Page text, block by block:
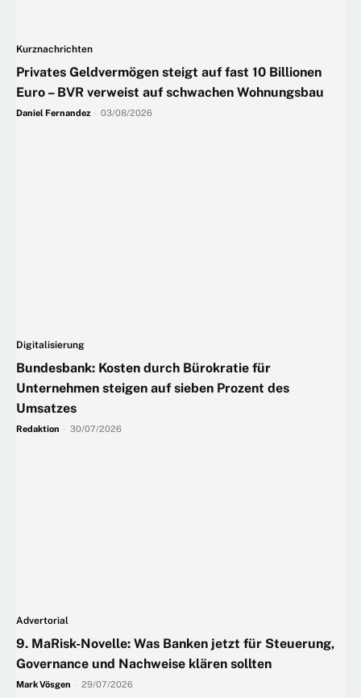
Kurznachrichten
Privates Geldvermögen steigt auf fast 10 Billionen
Euro – BVR verweist auf schwachen Wohnungsbau
Daniel Fernandez 03/08/2026
Digitalisierung
Bundesbank: Kosten durch Bürokratie für
Unternehmen steigen auf sieben Prozent des
Umsatzes
Redaktion 30/07/2026
Advertorial
9. MaRisk-Novelle: Was Banken jetzt für Steuerung,
Governance und Nachweise klären sollten
Mark Vösgen 29/07/2026